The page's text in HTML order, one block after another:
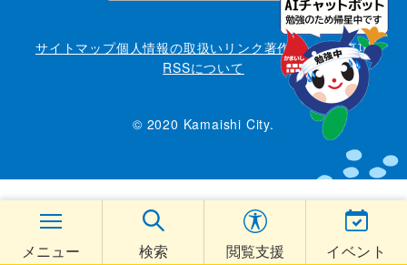
メニュー 検索 閲覧支援 イベント
サイトマップ個人情報の取扱い リンク著作権・免責事項
RSSについて
© 2020 Kamaishi City.